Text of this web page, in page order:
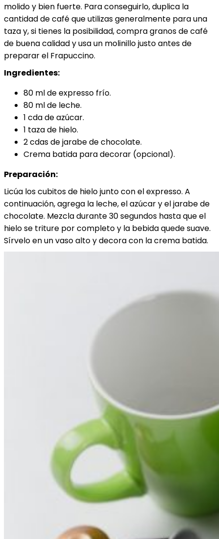
molido y bien fuerte. Para conseguirlo, duplica la
cantidad de café que utilizas generalmente para una
taza y, si tienes la posibilidad, compra granos de café
de buena calidad y usa un molinillo justo antes de
preparar el Frapuccino.
Ingredientes:
80 ml de expresso frío.
80 ml de leche.
1 cda de azúcar.
1 taza de hielo.
2 cdas de jarabe de chocolate.
Crema batida para decorar (opcional).
Preparación:
Licúa los cubitos de hielo junto con el expresso. A
continuación, agrega la leche, el azúcar y el jarabe de
chocolate. Mezcla durante 30 segundos hasta que el
hielo se triture por completo y la bebida quede suave.
Sírvelo en un vaso alto y decora con la crema batida.